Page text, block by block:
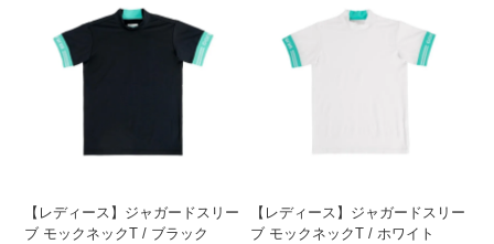
【レディース】ジャガードスリー
ブ モックネックT / ブラック
【レディース】ジャガードスリー
ブ モックネックT / ホワイト